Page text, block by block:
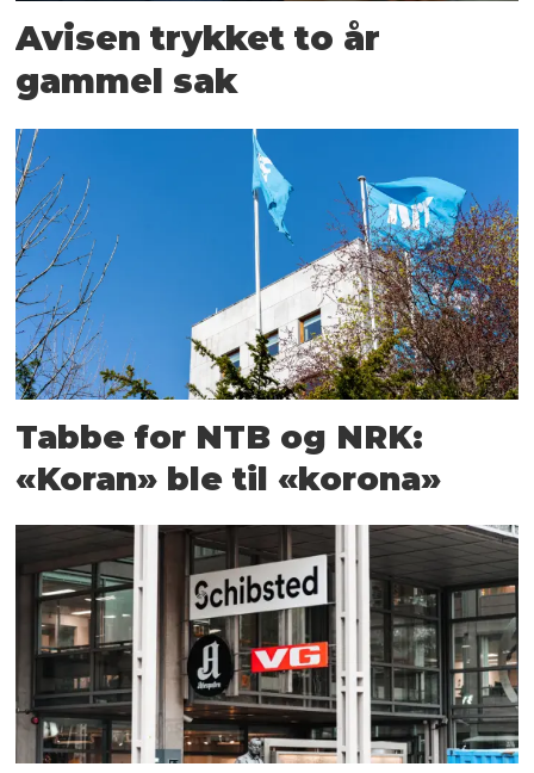
Avisen trykket to år
gammel sak
Tabbe for NTB og NRK:
«Koran» ble til «korona»